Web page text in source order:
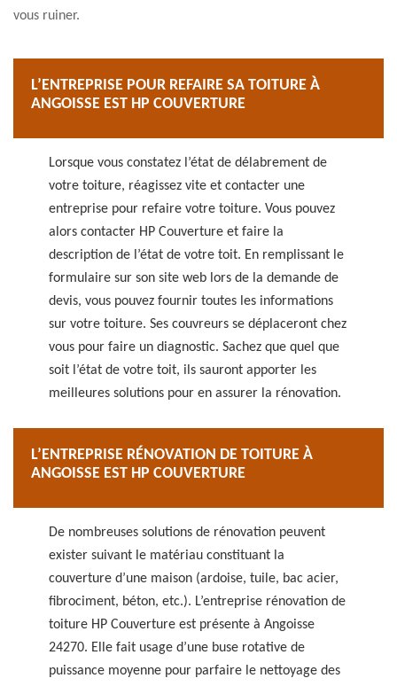
vous ruiner.
L’ENTREPRISE POUR REFAIRE SA TOITURE À
ANGOISSE EST HP COUVERTURE
Lorsque vous constatez l’état de délabrement de
votre toiture, réagissez vite et contacter une
entreprise pour refaire votre toiture. Vous pouvez
alors contacter HP Couverture et faire la
description de l’état de votre toit. En remplissant le
formulaire sur son site web lors de la demande de
devis, vous pouvez fournir toutes les informations
sur votre toiture. Ses couvreurs se déplaceront chez
vous pour faire un diagnostic. Sachez que quel que
soit l’état de votre toit, ils sauront apporter les
meilleures solutions pour en assurer la rénovation.
L’ENTREPRISE RÉNOVATION DE TOITURE À
ANGOISSE EST HP COUVERTURE
De nombreuses solutions de rénovation peuvent
exister suivant le matériau constituant la
couverture d’une maison (ardoise, tuile, bac acier,
fibrociment, béton, etc.). L’entreprise rénovation de
toiture HP Couverture est présente à Angoisse
24270. Elle fait usage d’une buse rotative de
puissance moyenne pour parfaire le nettoyage des